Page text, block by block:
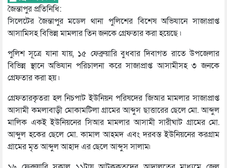
জৈন্তাপুর প্রতিনিধি:
সিলেটের জৈন্তাপুর মডেল থানা পুলিশের বিশেষ অভিযানে সাজাপ্রাপ্ত
আসামিসহ বিভিন্ন মামলার তিন জনকে গ্রেফতার করা হয়েছে ৷
পুলিশ সূত্রে যানা যায়, ১৫ ফেব্রুয়ারি বুধবার দিবাগত রাতে উপজেলার
বিভিন্ন স্থানে অভিযান পরিচালনা করে সাজাপ্রাপ্ত আসামীসহ ৩ জনকে
গ্রেফতার করা হয় ৷
গ্রেফতারকৃতরা হল নিচপাট ইউনিয়ন পরিষদের জিআর মামলার সাজাপ্রাপ্ত
আসামী কমলাবাড়ী মোকামটিলা গ্রামের আব্দুস ছাত্তারের ছেলে মো. আব্দুল
মালিক একই ইউনিয়নের সিআর মামলার আসামী সারীঘাট গ্রামের মো.
আব্দুল হকের ছেলে মো. কামাল আহমদ এবং দরবস্ত ইউনিয়নের করগ্রাম
গ্রামের মৃত আব্দুল আহাদ এর ছেলে আব্দুস সালাম৷